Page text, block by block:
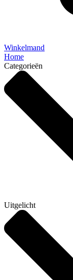
Winkelmand
Home
Categorieën
Uitgelicht